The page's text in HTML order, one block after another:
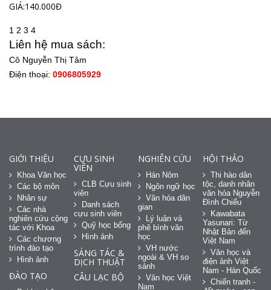
GIÁ:140.000Đ
1 2 3 4
Liên hệ mua sách:
Cô Nguyễn Thị Tâm
Điện thoại: 0906805929
GIỚI THIỆU
Khoa Văn học
Các bộ môn
Nhân sự
Các nhà
nghiên cứu cộng
tác với Khoa
Các chương
trình đào tạo
Hình ảnh
ĐÀO TẠO
CỰU SINH
VIÊN
CLB Cựu sinh
viên
Danh sách
cựu sinh viên
Quỹ học bổng
Hình ảnh
SÁNG TÁC &
DỊCH THUẬT
CÂU LẠC BỘ
NGHIÊN CỨU
Hán Nôm
Ngôn ngữ học
Văn hóa dân
gian
Lý luận và
phê bình văn
học
VH nước
ngoài & VH so
sánh
Văn học Việt
Nam
HỘI THẢO
Thi hào dân
tộc, danh nhân
văn hóa Nguyễn
Đình Chiểu
Kawabata
Yasunari: Từ
Nhật Bản đến
Việt Nam
Văn học và
điện ảnh Việt
Nam - Hàn Quốc
Chiến tranh -